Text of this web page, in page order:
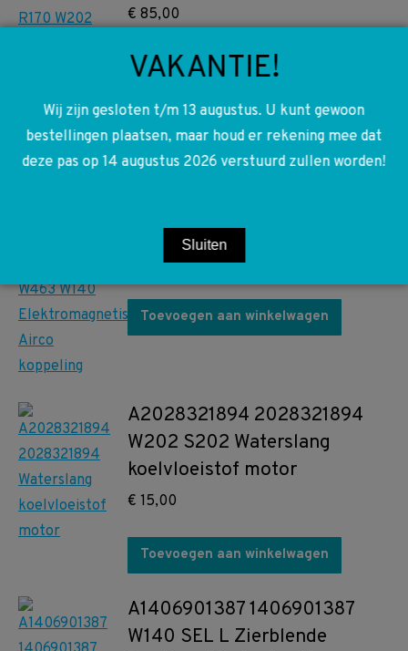
€ 85,00
Toevoegen aan winkelwagen
A1041400286 1041400286
1201410088 M103 M104 W124
koppeling
150,00
Toevoegen aan winkelwagen
A2028321894 2028321894
W202 S202 Waterslang
koelvloeistof motor
€ 15,00
Toevoegen aan winkelwagen
A1406901387 1406901387
W140 SEL L Zierblende
VAKANTIE!
Wij zijn gesloten t/m 13 augustus. U kunt gewoon
bestellingen plaatsen, maar houd er rekening mee dat
deze pas op 14 augustus 2026 verstuurd zullen worden!
Sluiten